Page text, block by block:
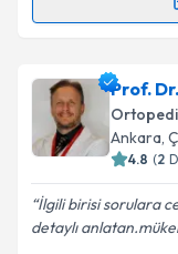
Randevu
Doç. Dr.
oluşturun.
takvim
Prof.
Ankara,
4.8 (2
İlgili birisi sorulara
detaylı